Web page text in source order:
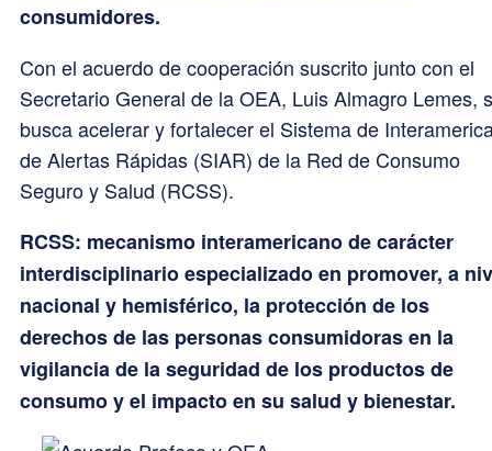
consumidores.
Con el acuerdo de cooperación suscrito junto con el
Secretario General de la OEA, Luis Almagro Lemes,
busca acelerar y fortalecer el Sistema de
de Alertas Rápidas (SIAR) de la Red de Consumo
Seguro y Salud (RCSS).
RCSS: mecanismo interamericano de carácter
interdisciplinario especializado en promover, a
nacional y hemisférico, la protección de los
derechos de las personas consumidoras en la
vigilancia de la seguridad de los productos de
consumo y el impacto en su salud y bienestar.